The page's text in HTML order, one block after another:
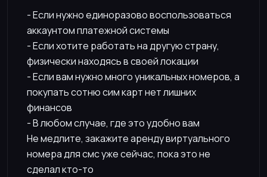
- Если нужно единоразово воспользоваться
аккаунтом платежной системы
- Если хотите работать на другую страну,
физически находясь в своей локации
- Если вам нужно много уникальных номеров, а
покупать сотню сим карт нет лишних
финансов
- В любом случае, где это удобно вам
Не медлите, закажите аренду виртуального
номера для смс уже сейчас, пока это не
сделал кто-то